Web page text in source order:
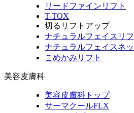
リードファインリフト
T-TOX
切るリフトアップ
ナチュラルフェイスリフ
ナチュラルフェイスネ
こめかみリフト
美容皮膚科
美容皮膚科トップ
サーマクールFLX